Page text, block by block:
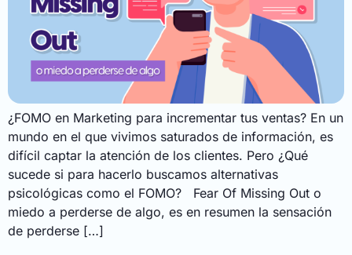
¿FOMO en Marketing para incrementar tus ventas? En un
mundo en el que vivimos saturados de información, es
difícil captar la atención de los clientes. Pero ¿Qué
sucede si para hacerlo buscamos alternativas
psicológicas como el FOMO? Fear Of Missing Out o
miedo a perderse de algo, es en resumen la sensación
de perderse […]